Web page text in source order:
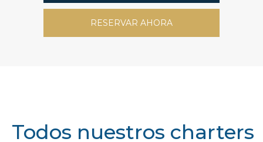
RESERVAR AHORA
Todos nuestros charters